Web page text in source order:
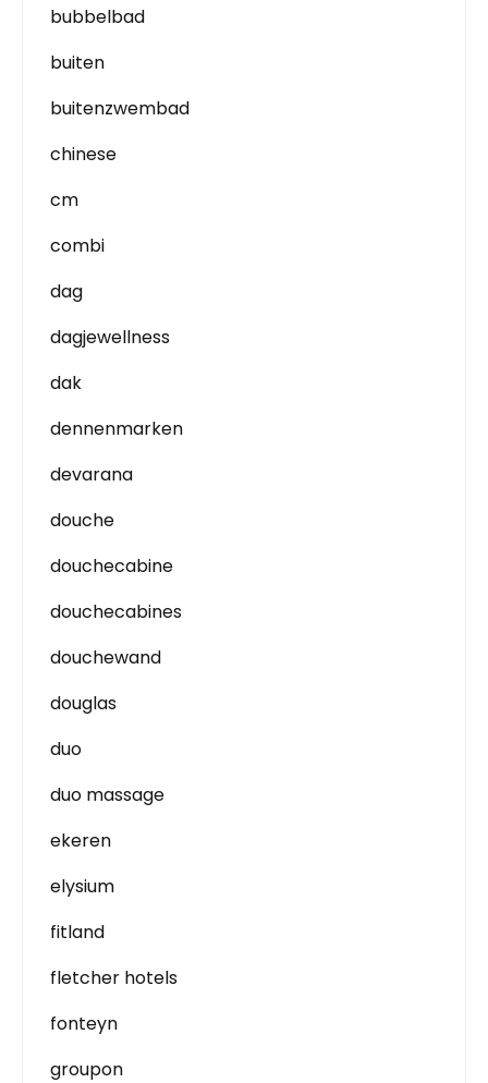
bubbelbad
buiten
buitenzwembad
chinese
cm
combi
dag
dagjewellness
dak
dennenmarken
devarana
douche
douchecabine
douchecabines
douchewand
douglas
duo
duo massage
ekeren
elysium
fitland
fletcher hotels
fonteyn
groupon